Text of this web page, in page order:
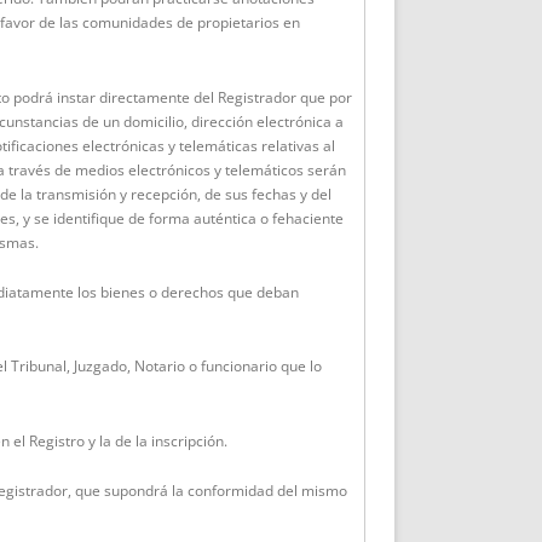
de las comunidades de propietarios en
podrá instar directamente del Registrador que por
de un domicilio, dirección electrónica a
electrónicas y telemáticas relativas al
través de medios electrónicos y telemáticos serán
la transmisión y recepción, de sus fechas y del
y se identifique de forma auténtica o fehaciente
los bienes o derechos que deban
Tribunal, Juzgado, Notario o funcionario que lo
el Registro y la de la inscripción.
que supondrá la conformidad del mismo